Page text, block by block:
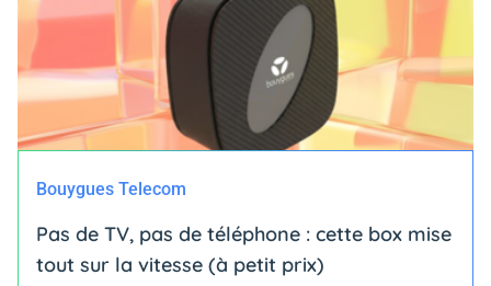
Bouygues Telecom
Pas de TV, pas de téléphone : cette box mise
tout sur la vitesse (à petit prix)